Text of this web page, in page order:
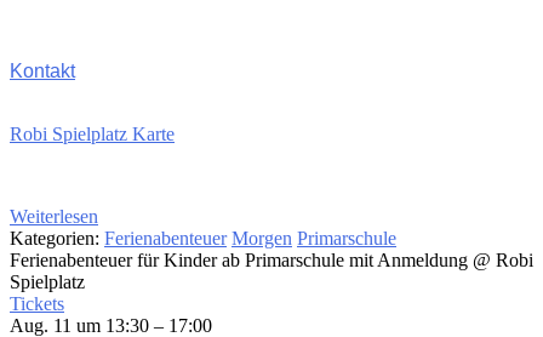
Kontakt
Robi Spielplatz Karte
Weiterlesen
Kategorien: Ferienabenteuer Morgen Primarschule
Ferienabenteuer für Kinder ab Primarschule mit Anmeldung @ Robi
Spielplatz
Tickets
Aug. 11 um 13:30 – 17:00